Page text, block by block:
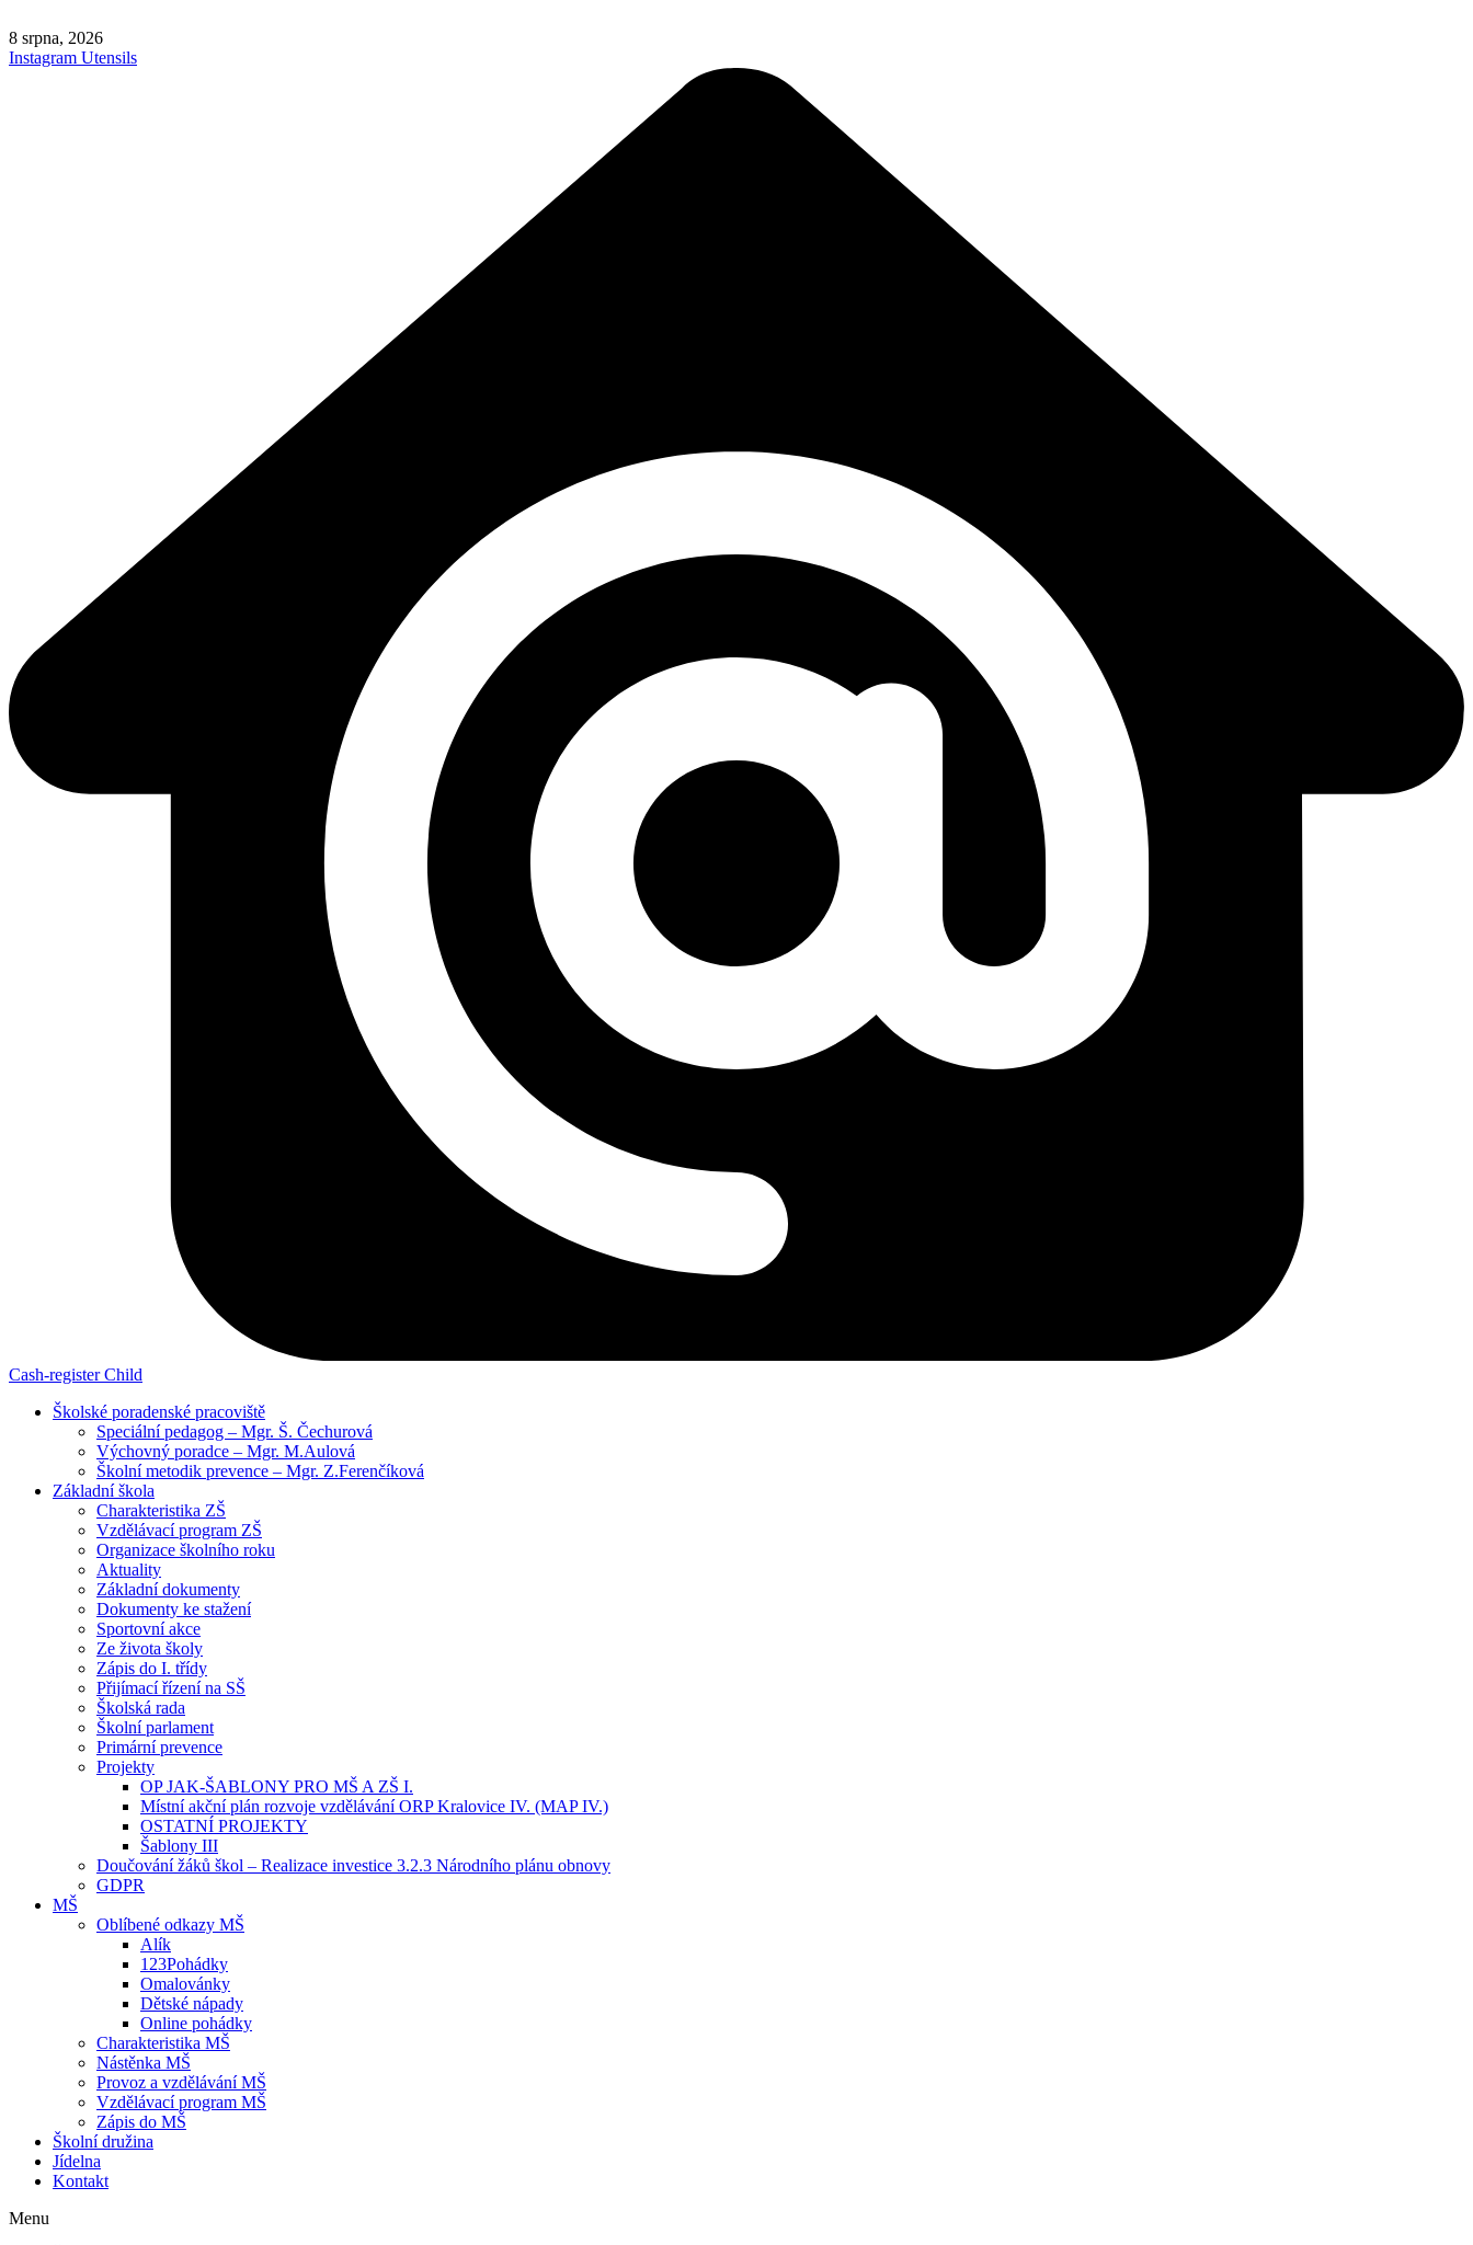
to
content
8 srpna, 2026
Instagram Utensils
Cash-register Child
Školské poradenské pracoviště
Speciální pedagog – Mgr. Š. Čechurová
Výchovný poradce – Mgr. M.Aulová
Školní metodik prevence – Mgr. Z.Ferenčíková
Základní škola
Charakteristika ZŠ
Vzdělávací program ZŠ
Organizace školního roku
Aktuality
Základní dokumenty
Dokumenty ke stažení
Sportovní akce
Ze života školy
Zápis do I. třídy
Přijímací řízení na SŠ
Školská rada
Školní parlament
Primární prevence
Projekty
OP JAK-ŠABLONY PRO MŠ A ZŠ I.
Místní akční plán rozvoje vzdělávání ORP Kralovice IV. (MAP IV.)
OSTATNÍ PROJEKTY
Šablony III
Doučování žáků škol – Realizace investice 3.2.3 Národního plánu obnovy
GDPR
MŠ
Oblíbené odkazy MŠ
Alík
123Pohádky
Omalovánky
Dětské nápady
Online pohádky
Charakteristika MŠ
Nástěnka MŠ
Provoz a vzdělávání MŠ
Vzdělávací program MŠ
Zápis do MŠ
Školní družina
Jídelna
Kontakt
Menu